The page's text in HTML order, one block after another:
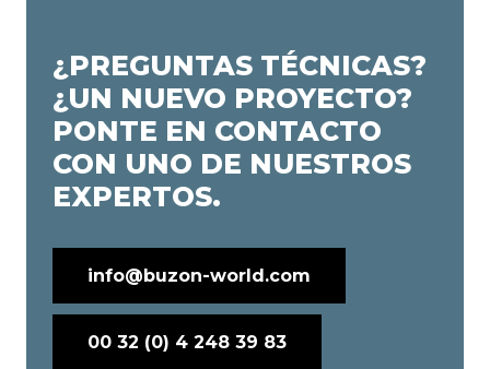
¿PREGUNTAS TÉCNICAS?
¿UN NUEVO PROYECTO?
PONTE EN CONTACTO
CON UNO DE NUESTROS
EXPERTOS.
info@buzon-world.com
00 32 (0) 4 248 39 83